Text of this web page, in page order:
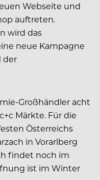
Webseite und
auftreten.
wird das
neue Kampagne
der
Großhändler acht
Märkte. Für die
Österreichs
in Vorarlberg
findet noch im
ist im Winter